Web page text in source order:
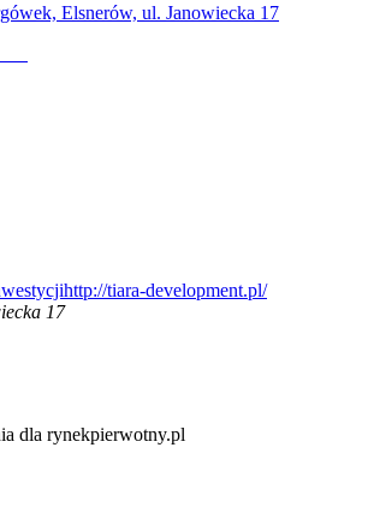
Elsnerów, ul. Janowiecka 17
http://tiara-development.pl/
17
dla rynekpierwotny.pl